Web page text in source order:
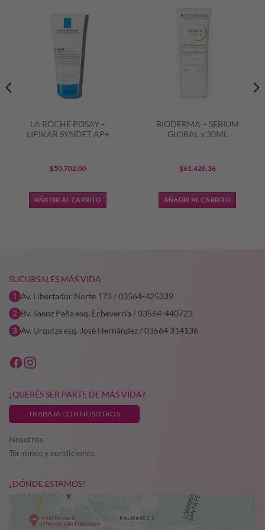
LA ROCHE POSAY –
LIPIKAR SYNDET AP+
$50.702,00
AÑADIR AL CARRITO
BIODERMA – SEBIUM
GLOBAL x 30ML
$61.428,36
AÑADIR AL CARRITO
SUCURSALES MÁS VIDA
Av. Libertador Norte 173 / 03564-425339
Bv. Saenz Peña esq. Echeverría / 03564-440723
Av. Urquiza esq. José Hernández / 03564 314136
¿QUERÉS SER PARTE DE MÁS VIDA?
TRABAJA CON NOSOTROS
Nosotros
Términos y condiciones
¿DÓNDE ESTAMOS?